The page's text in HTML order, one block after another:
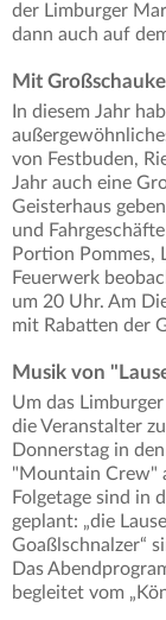
der Limburger
dann auch auf
Mit
In diesem Jahr
von Festbuden,
Jahr auch eine
Geisterhaus
und
Portion Pommes,
Feuerwerk
um 20 Uhr. Am
mit Rabatten der
Musik von
Um das
die Veranstalter
Donnerstag in
"Mountain Crew"
Folgetage sind in
geplant: „die
Goaßlschnalzer“
Das
begleitet vom